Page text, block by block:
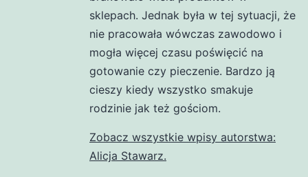
sklepach. Jednak była w tej sytuacji, że
nie pracowała wówczas zawodowo i
mogła więcej czasu poświęcić na
gotowanie czy pieczenie. Bardzo ją
cieszy kiedy wszystko smakuje
rodzinie jak też gościom.
Zobacz wszystkie wpisy autorstwa:
Alicja Stawarz.